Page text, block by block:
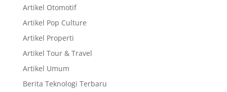
Artikel Otomotif
Artikel Pop Culture
Artikel Properti
Artikel Tour & Travel
Artikel Umum
Berita Teknologi Terbaru